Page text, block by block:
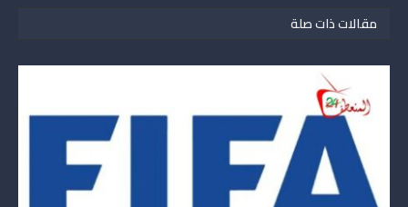
مقالات ذات صلة